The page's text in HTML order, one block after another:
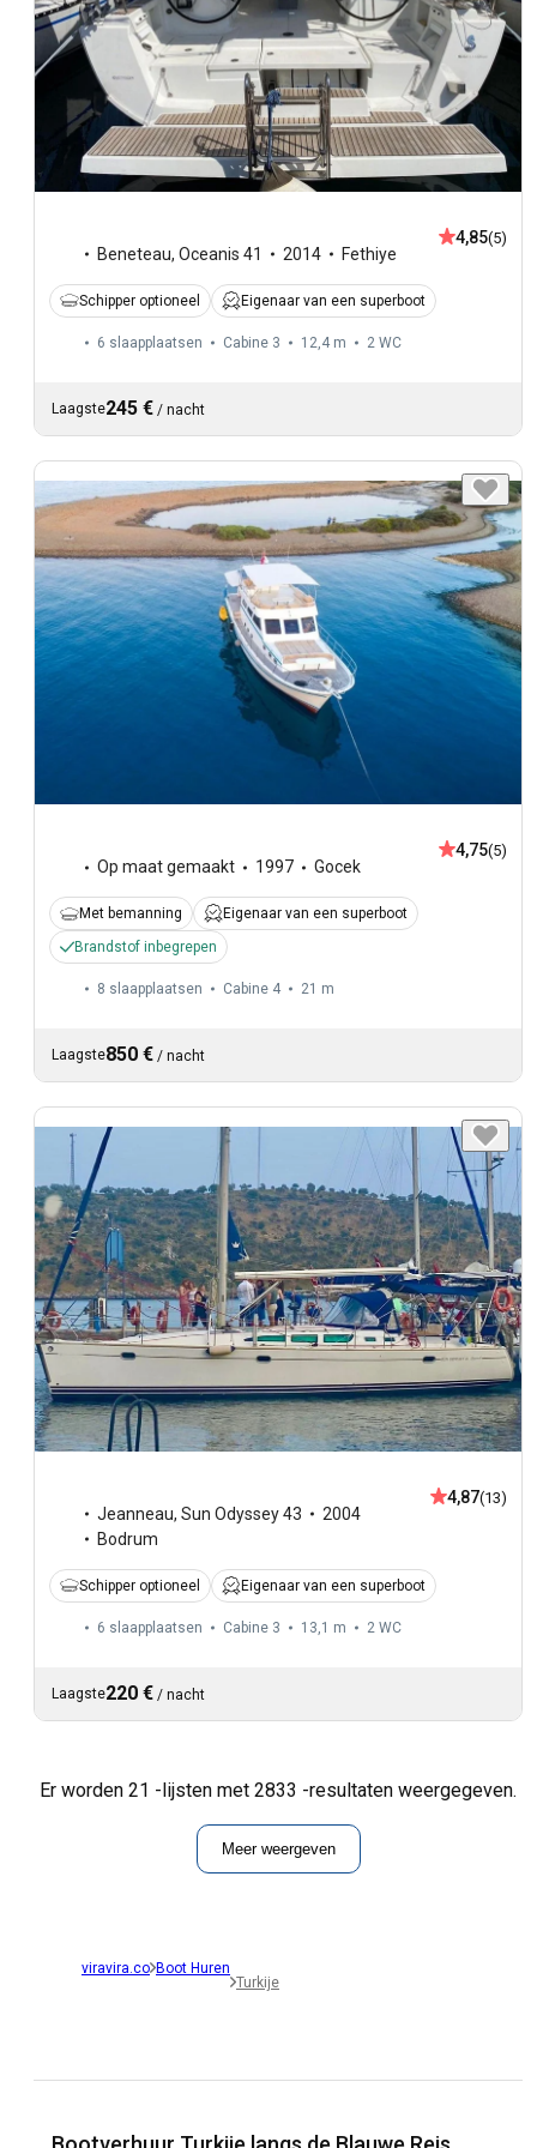
Beneteau, Oceanis 41 2014 Fethiye
4,85(5)
Schipper optioneel Eigenaar van een superboot
6 slaapplaatsen Cabine 3 12,4 m 2 WC
Laagste245 € / nacht
Op maat gemaakt 1997 Gocek
4,75(5)
Met bemanning
Eigenaar van een superboot
Brandstof inbegrepen
8 slaapplaatsen Cabine 4 21 m
Laagste850 € / nacht
Jeanneau, Sun Odyssey 43
2004
Bodrum
4,87(13)
Schipper optioneel Eigenaar van een superboot
6 slaapplaatsen Cabine 3 13,1 m 2 WC
Laagste220 € / nacht
Er worden 21 -lijsten met 2833 -resultaten weergegeven.
Meer weergeven
viravira.co Boot Huren
Turkije